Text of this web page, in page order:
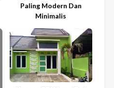
Paling Modern Dan
Minimalis